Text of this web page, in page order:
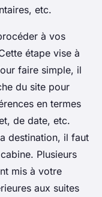
etc.
à vos
étape vise à
faire simple, il
du site pour
en termes
de date, etc.
destination, il faut
Plusieurs
mis à votre
aux suites